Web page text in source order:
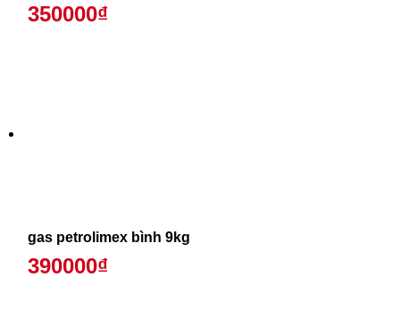
350000₫
gas petrolimex bình 9kg
390000₫